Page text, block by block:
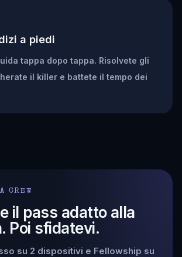
a piedi
tappa dopo tappa. Risolvete gli
il killer e battete il tempo dei
CREW
il pass adatto alla
Poi sfidatevi.
su 2 dispositivi e Fellowship su